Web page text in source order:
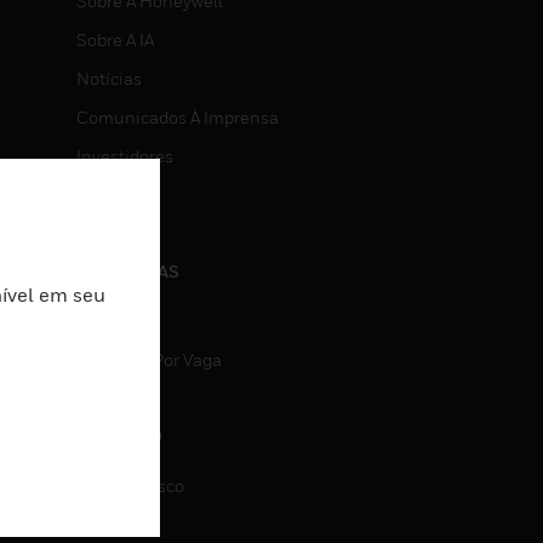
Sobre A IA
Notícias
Comunicados À Imprensa
Investidores
CARREIRAS
Pesquisa Por Vaga
CONTATO
Fale Conosco
em seu